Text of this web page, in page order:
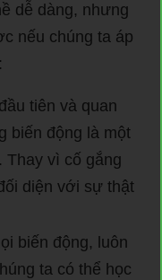
dễ dàng, nhưng
nếu chúng ta áp
tiên và quan
biến động là một
Thay vì cố gắng
diện với sự thật
biến động, luôn
ta có thể học